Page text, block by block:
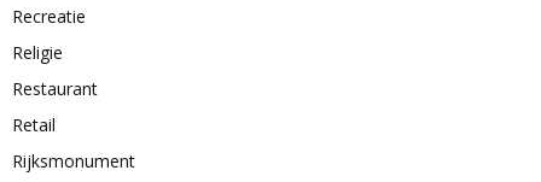
Recreatie
Religie
Restaurant
Retail
Rijksmonument